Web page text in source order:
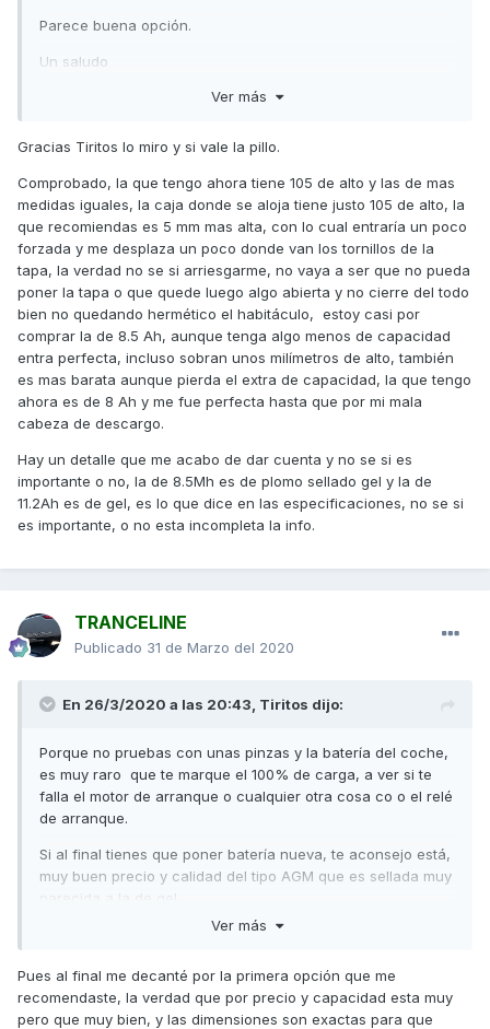
Parece buena opción.
Un saludo
Ver más
Gracias Tiritos lo miro y si vale la pillo.
Comprobado, la que tengo ahora tiene 105 de alto y las de mas
medidas iguales, la caja donde se aloja tiene justo 105 de alto, la
que recomiendas es 5 mm mas alta, con lo cual entraría un poco
forzada y me desplaza un poco donde van los tornillos de la
tapa, la verdad no se si arriesgarme, no vaya a ser que no pueda
poner la tapa o que quede luego algo abierta y no cierre del todo
bien no quedando hermético el habitáculo, estoy casi por
comprar la de 8.5 Ah, aunque tenga algo menos de capacidad
entra perfecta, incluso sobran unos milímetros de alto, también
es mas barata aunque pierda el extra de capacidad, la que tengo
ahora es de 8 Ah y me fue perfecta hasta que por mi mala
cabeza de descargo.
Hay un detalle que me acabo de dar cuenta y no se si es
importante o no, la de 8.5Mh es de plomo sellado gel y la de
11.2Ah es de gel, es lo que dice en las especificaciones, no se si
es importante, o no esta incompleta la info.
TRANCELINE
Publicado 31 de Marzo del 2020
En 26/3/2020 a las 20:43, Tiritos dijo:
Porque no pruebas con unas pinzas y la batería del coche,
es muy raro que te marque el 100% de carga, a ver si te
falla el motor de arranque o cualquier otra cosa co o el relé
de arranque.
Si al final tienes que poner batería nueva, te aconsejo está,
muy buen precio y calidad del tipo AGM que es sellada muy
parecida a la de gel.
https://www.all-batteries.es/bateria-moto-ytx12a-bs-ntx12a-
bs-12v-10ah-mot9022.html
Ver más
Pues al final me decanté por la primera opción que me
recomendaste, la verdad que por precio y capacidad esta muy
pero que muy bien, y las dimensiones son exactas para que